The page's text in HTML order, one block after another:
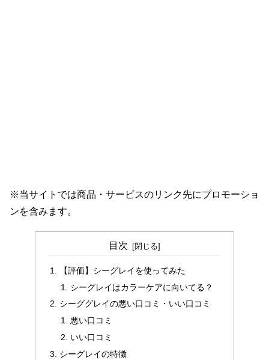
※当サイトでは商品・サービスのリンク先にプロモーショ
ンを含みます。
目次
【評価】シーグレイを使ってみた
シーグレイはカラーケアに向いてる？
シーググレイの悪い口コミ・いい口コミ
悪い口コミ
いい口コミ
シーグレイの特徴